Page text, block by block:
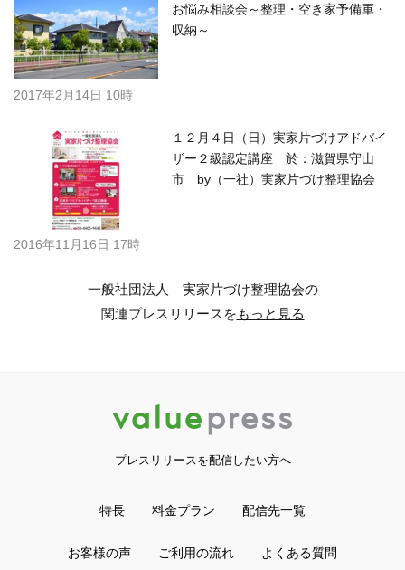
お悩み相談会～整理・空き家予備軍・
収納～
2017年2月14日 10時
１２月４日（日）実家片づけアドバイ
ザー２級認定講座 於：滋賀県守山
市 by（一社）実家片づけ整理協会
2016年11月16日 17時
一般社団法人 実家片づけ整理協会の
関連プレスリリースをもっと見る
プレスリリースを配信したい方へ
特長 料金プラン 配信先一覧
お客様の声 ご利用の流れ よくある質問